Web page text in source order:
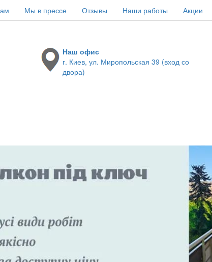
Мы в прессе Отзывы Наши работы Акции
Наш офис
г. Киев, ул. Миропольская 39 (вход со
двора)